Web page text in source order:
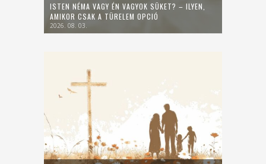
ISTEN NÉMA VAGY ÉN VAGYOK SÜKET? – ILYEN,
AMIKOR CSAK A TÜRELEM OPCIÓ
2026. 08. 03.